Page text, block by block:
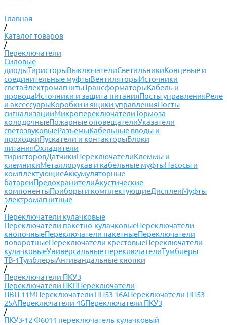
Главная
/
Каталог товаров
/
Переключатели
Силовые
диодыТиристорыВыключателиСветильникиКонцевые и
соединительные муфтыВентиляторыИсточники
светаЭлектромагнитыТрансформаторыКабель и
проводаИсточники и защита питанияПосты управленияРеле
и аксессуарыКоробки и ящики управленияПосты
сигнализацииМикропереключателиТормоза
колодочныеПожарные оповещателиУказатели
светозвуковыеРазъемыКабельные вводы и
проходкиПускатели и контакторыБлоки
питанияОхладители
тиристоровДатчикиПереключателиКлеммы и
клемникиМеталлорукав и кабельные муфтыНасосы и
комплектующиеАккумуляторные
батареиПредохранителиАкустические
компонентыПриборы и комплектующиеДисплеиМуфты
электромагнитные
/
Переключатели кулачковые
Переключатели пакетно-кулачковыеПереключатели
кнопочныеПереключатели пакетныеПереключатели
поворотныеПереключатели крестовыеПереключатели
кулачковыеУниверсальные переключателиТумблеры
ТВ-1ТумблерыАнтивандальные кнопки
/
Переключатели ПКУ3
Переключатели ПКППереключатели
ПВП-11МПереключатели ПП53 16АПереключатели ПП53
25АПереключатели 4GПереключатели ПКУ3
/
ПКУ3-12 Ф6011 переключатель кулачковый